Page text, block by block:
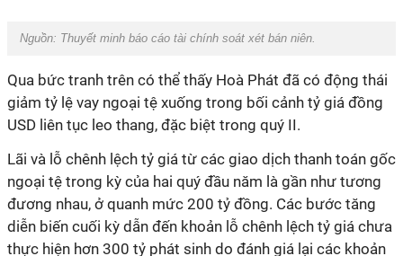
Nguồn: Thuyết minh báo cáo tài chính soát xét bán niên.
Qua bức tranh trên có thể thấy Hoà Phát đã có động thái
giảm tỷ lệ vay ngoại tệ xuống trong bối cảnh tỷ giá đồng
USD liên tục leo thang, đặc biệt trong quý II.
Lãi và lỗ chênh lệch tỷ giá từ các giao dịch thanh toán gốc
ngoại tệ trong kỳ của hai quý đầu năm là gần như tương
đương nhau, ở quanh mức 200 tỷ đồng. Các bước tăng
diễn biến cuối kỳ dẫn đến khoản lỗ chênh lệch tỷ giá chưa
thực hiện hơn 300 tỷ phát sinh do đánh giá lại các khoản